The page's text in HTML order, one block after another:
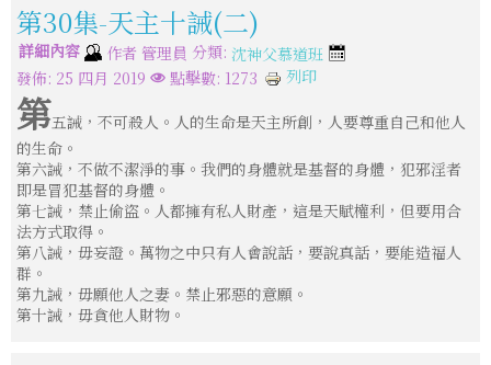
第30集-天主十誡(二)
詳細內容 作者 管理員 分類: 沈神父慕道班
發佈: 25 四月 2019
點擊數: 1273 列印
第五誡，不可殺人。人的生命是天主所創，人要尊重自己和他人
的生命。
第六誡，不做不潔淨的事。我們的身體就是基督的身體，犯邪淫者
即是冒犯基督的身體。
第七誡，禁止偷盜。人都擁有私人財產，這是天賦權利，但要用合
法方式取得。
第八誡，毋妄證。萬物之中只有人會說話，要說真話，要能造福人
群。
第九誡，毋願他人之妻。禁止邪惡的意願。
第十誡，毋貪他人財物。